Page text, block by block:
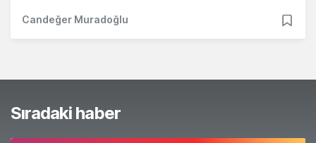
Candeğer Muradoğlu
Sıradaki haber